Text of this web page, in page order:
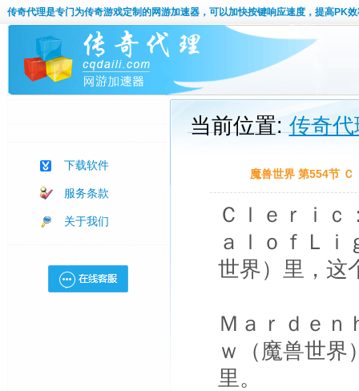
传奇代理是专门为传奇游戏定制的网游加速器，可以加快按键响应速度，提高PK效
下载软件
服务条款
关于我们
当前位置:传奇代
魔兽世界 第554节 Ｃ
Ｃｌｅｒｉｃ
ａｌｏｆＬ
世界）里，这
Ｍａｒｄｅｎ
ｗ（魔兽世界
里。